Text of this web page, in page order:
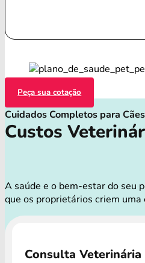
Peça sua cotação
Cuidados Completos para
Custos
A saúde e o bem-estar do seu
que os proprietários criem
Consulta Veterinária